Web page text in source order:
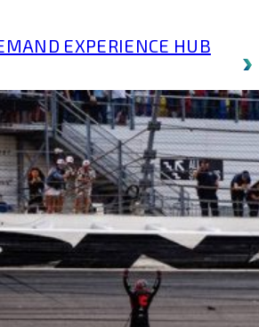
EXPERIENCE HUB